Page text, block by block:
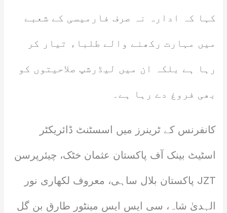
کہا کہ ادارہ نہ صرف فارمیسی کے شعبے
میں مہارت رکھنے والے طلباء تیار کر
رہا ہے بلکہ ان میں لیڈرشپ صلاحیتوں کو
بھی فروغ دے رہا ہے۔
کانفرنس کے ٹرینرز میں اسسٹنٹ ڈائریکٹر
اسٹیٹ بینک آف پاکستان عثمان خٹک، چیئرپرسن
JZT پاکستان بلال ساہی، معروف لکھاری نور
الہدیٰ شاہ، سی ایس ایس مینٹور طارق بن گل